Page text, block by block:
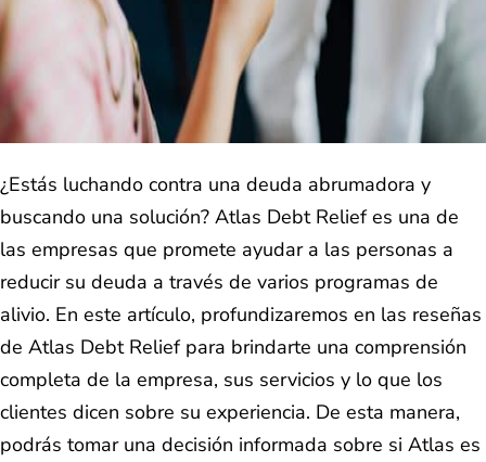
¿Estás luchando contra una deuda abrumadora y
buscando una solución? Atlas Debt Relief es una de
las empresas que promete ayudar a las personas a
reducir su deuda a través de varios programas de
alivio. En este artículo, profundizaremos en las reseñas
de Atlas Debt Relief para brindarte una comprensión
completa de la empresa, sus servicios y lo que los
clientes dicen sobre su experiencia. De esta manera,
podrás tomar una decisión informada sobre si Atlas es